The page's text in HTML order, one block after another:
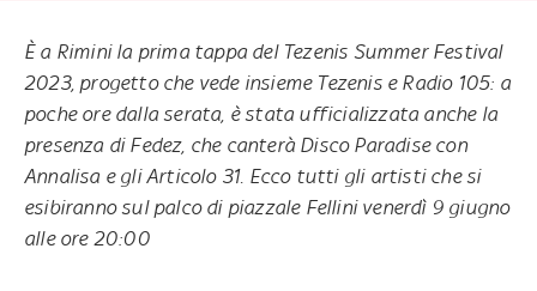
È a Rimini la prima tappa del Tezenis Summer Festival
2023, progetto che vede insieme Tezenis e Radio 105: a
poche ore dalla serata, è stata ufficializzata anche la
presenza di Fedez, che canterà Disco Paradisecon
Annalisa e gli Articolo 31. Ecco tutti gli artisti che si
esibiranno sul palco di piazzale Fellini venerdì 9 giugno
alle ore 20:00